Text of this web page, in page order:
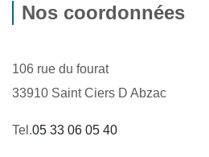
Nos coordonnées
106 rue du fourat
33910 Saint Ciers D Abzac
Tel.05 33 06 05 40